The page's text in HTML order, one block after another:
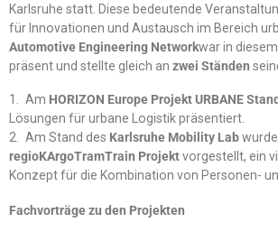
Karlsruhe statt. Diese bedeutende
für Innovationen und Austausch im Bereich
Automotive Engineering Networkwar in
präsent und stellte gleich an zwei Ständen
Am HORIZON Europe Projekt URBANE Stand
Lösungen für urbane Logistik präsentiert.
Am Stand des Karlsruhe Mobility Lab
regioKArgoTramTrain Projektvorgestellt, ein
Konzept für die Kombination von Personen-
Fachvorträge zu den Projekten